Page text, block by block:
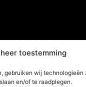
toestemming
gebruiken wij technologieën
en/of te raadplegen.